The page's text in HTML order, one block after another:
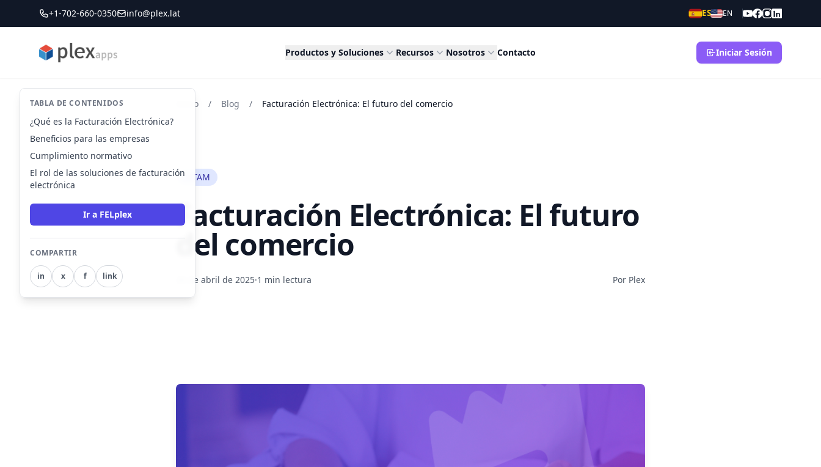
+1-702-660-0350 info@plex.lat ES EN
PLEXapps Productos y Soluciones Recursos Nosotros Contacto Iniciar Sesión
Inicio / Blog / Facturación Electrónica: El futuro del comercio
LATAM
Facturación Electrónica: El futuro
del comercio
20 de abril de 2025·1 min lectura Por Plex
TABLA DE CONTENIDOS
¿Qué es la Facturación Electrónica?
Beneficios para las empresas
Cumplimiento normativo
El rol de las soluciones de facturación
electrónica
Ir a FELplex
COMPARTIR
in x f link